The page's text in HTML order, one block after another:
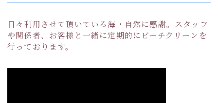
日々利用させて頂いている海・自然に感謝。スタッフ
や関係者、お客様と一緒に定期的にビーチクリーンを
行っております。